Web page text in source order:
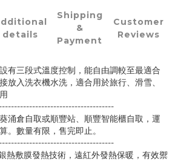
details
Shipping
&
Payment
Customer
Reviews
有三段式溫度控制，能自由調較至最適合
放入洗衣機水洗，適合用於旅行、滑雪、
涌倉自取或順豐站、順豐智能櫃自取，運
。數量有限，售完即止。
熱敷膜發熱技術，遠紅外發熱保暖，有效禦